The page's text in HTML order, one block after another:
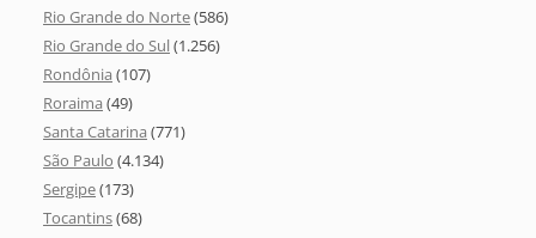
Rio Grande do Norte(586)
Rio Grande do Sul(1.256)
Rondônia (107)
Roraima (49)
Santa Catarina (771)
São Paulo (4.134)
Sergipe(173)
Tocantins(68)